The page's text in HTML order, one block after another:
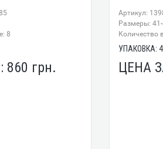
8
860 грн.
Артикул:
Размеры:
Количество
УПАКОВКА:
ЦЕНА